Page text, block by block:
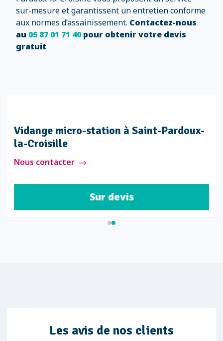
sur-mesure et garantissent un entretien conforme
aux normes d’assainissement. Contactez-nous
au 05 87 01 71 40pour obtenir votre devis
gratuit
Vidange micro-station à Saint-Pardoux-
la-Croisille
Nous contacter
Sur devis
Les avis de nos clients